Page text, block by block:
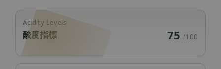
Acidity Levels
酸度指標 75 /100